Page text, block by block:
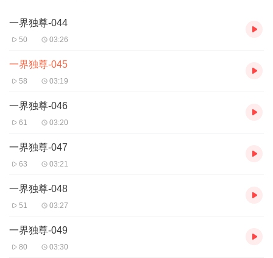
一界独尊-044
50 03:26
一界独尊-045
58 03:19
一界独尊-046
61 03:20
一界独尊-047
63 03:21
一界独尊-048
51 03:27
一界独尊-049
80 03:30